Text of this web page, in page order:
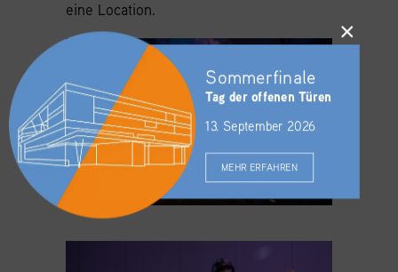
eine Location.
Sommerfinale
Tag der offenen Türen
13. September 2026
×
MEHR ERFAHREN